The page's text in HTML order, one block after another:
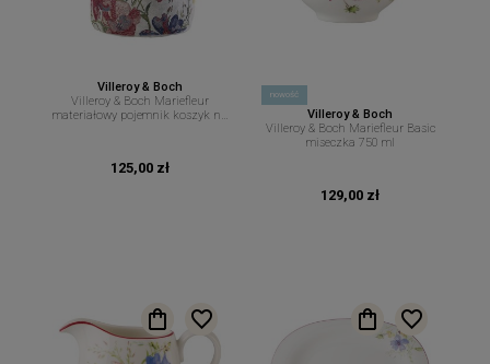
Villeroy & Boch
Villeroy & Boch Mariefleur
materiałowy pojemnik koszyk na
125,00 zł
nowość
Villeroy & Boch
Villeroy & Boch Mariefleur Basic
miseczka 750 ml
129,00 zł